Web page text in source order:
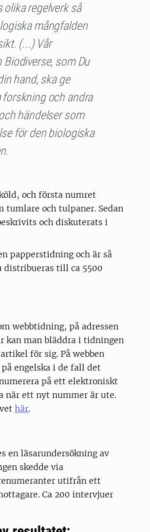
olika regelverk så
mångfalden
(...) Vår
som Du
hand, ska ge
och andra
händelser som
för den biologiska
och första numret
tumlare och tulpaner. Sedan
och diskuterats i
papperstidning och är så
distribueras till ca 5500
webbtidning, på adressen
kan man bläddra i tidningen
för sig. På webben
engelska i de fall det
på ett elektroniskt
när ett nyt nummer är ute.
här.
en läsarundersökning av
skedde via
utifrån ett
Ca 200 intervjuer